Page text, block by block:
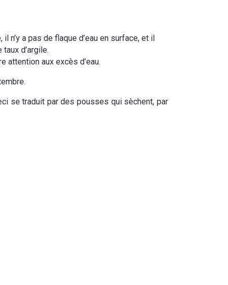
n’y a pas de flaque d’eau en surface, et il
d’argile.
attention aux excès d’eau.
se traduit par des pousses qui sèchent, par